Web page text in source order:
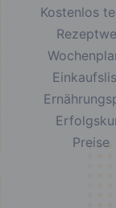
Kostenlos
Preise